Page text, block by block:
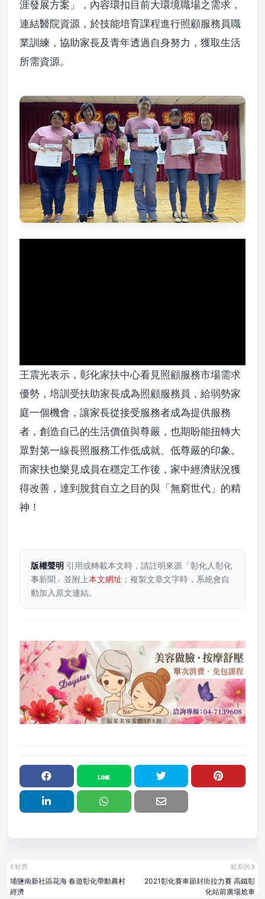
涯發展方案」，內容環扣目前大環境職場之需求，
連結醫院資源，於技能培育課程進行照顧服務員職
業訓練，協助家長及青年透過自身努力，獲取生活
所需資源。
王震光表示，彰化家扶中心看見照顧服務市場需求
優勢，培訓受扶助家長成為照顧服務員，給弱勢家
庭一個機會，讓家長從接受服務者成為提供服務
者，創造自己的生活價值與尊嚴，也期盼能扭轉大
眾對第一線長照服務工作低成就、低尊嚴的印象。
而家扶也樂見成員在穩定工作後，家中經濟狀況獲
得改善，達到脫貧自立之目的與「無窮世代」的精
神！
版權聲明 引用或轉載本文時，請註明來源「彰化人彰化
事新聞」並附上本文網址 ；複製文章文字時，系統會自
動加入原文連結。
較新的
2021彰化賽車節封街拉力賽 高鐵彰
化站前廣場尬車
較舊
埔鹽南新社區花海 春遊彰化帶動農村
經濟